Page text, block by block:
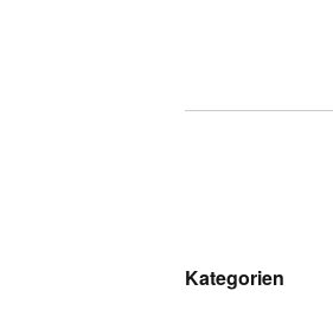
Kategorien